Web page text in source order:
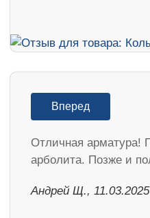
Вперед
Отличная арматура!
арболита. Позже и
Андрей Щ., 11.03.2025